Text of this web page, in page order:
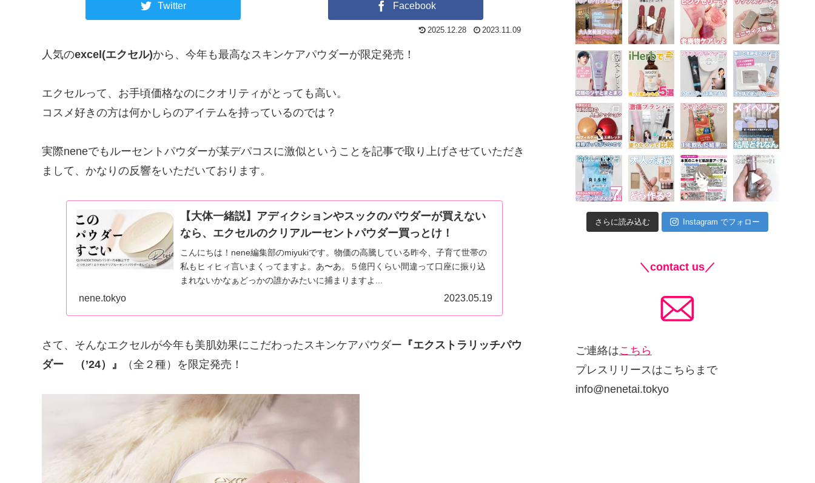
Twitter Facebook
2025.12.28 2023.11.09
人気のexcel(エクセル)から、今年も最高なスキンケアパウダーが限定発売！
エクセルって、お手頃価格なのにクオリティがとっても高い。
コスメ好きの方は何かしらのアイテムを持っているのでは？
実際neneでもルーセントパウダーが某デパコスに激似ということを記事で取り上げさせていただき
まして、かなりの反響をいただいております。
【大体一緒説】アディクションやスックのパウダーが買えない
なら、エクセルのクリアルーセントパウダー買っとけ！
こんにちは！nene編集部のmiyukiです。物価の高騰している昨今、子育て世帯の
私もヒィヒィ言いまくってますよ。あ〜あ。５億円くらい間違って口座に振り込
まれないかなぁどっかの誰かみたいに捕まりますよ...
nene.tokyo 2023.05.19
さて、そんなエクセルが今年も美肌効果にこだわったスキンケアパウダー 『エクストラリッチパウ
ダー （’24）』
（全２種）を限定発売！
さらに読み込む Instagram でフォロー
＼contact us／
ご連絡はこちら
プレスリリースはこちらまで
info@nenetai.tokyo